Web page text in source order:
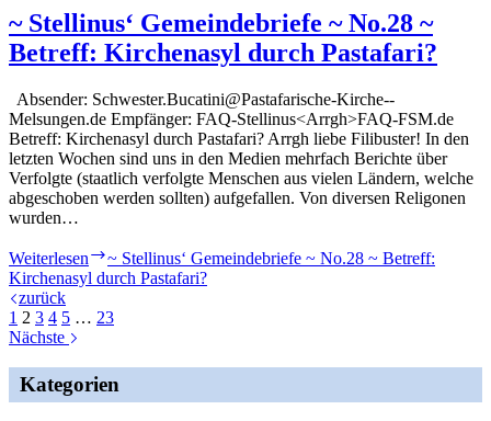
~ Stellinus‘ Gemeindebriefe ~ No.28 ~
Betreff: Kirchenasyl durch Pastafari?
Absender: Schwester.Bucatini@Pastafarische­-Kirche-­
Melsungen.de Empfänger: FAQ-Stellinus<Arrgh>FAQ-FSM.de
Betreff: Kirchenasyl durch Pastafari? Arrgh liebe Filibuster! In den
letzten Wochen sind uns in den Medien mehrfach Berichte über
Verfolgte (staatlich verfolgte Menschen aus vielen Ländern, welche
ab­geschoben werden sollten) aufgefallen. Von diversen Religonen
wurden…
Weiterlesen
~ Stellinus‘ Gemeindebriefe ~ No.28 ~ Betreff:
Kirchenasyl durch Pastafari?
zurück
1 2 3 4 5 … 23
Nächste
Kategorien